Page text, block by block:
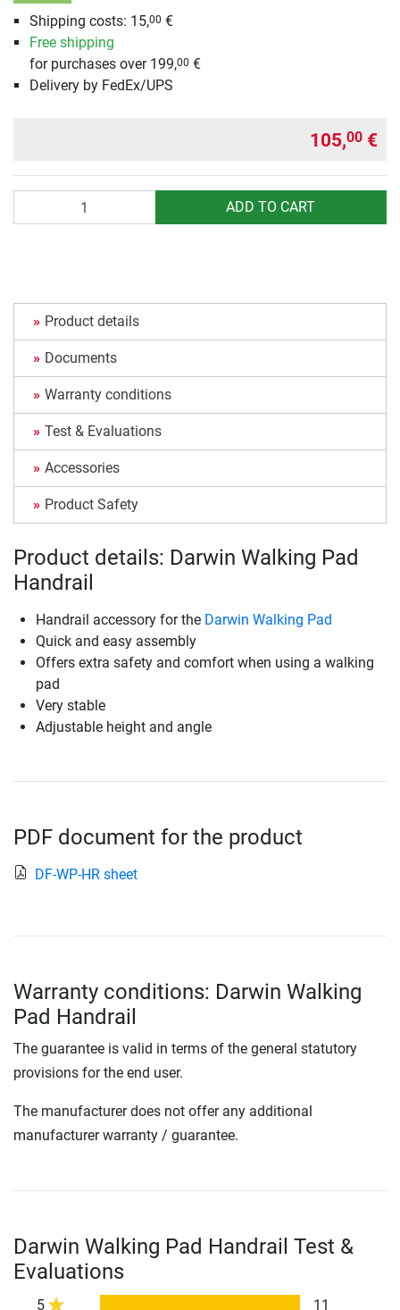
Shipping costs: 15,00 €
Free shipping
for purchases over 199,00 €
Delivery by FedEx/UPS
105,00 €
ADD TO CART
Product details
Documents
Warranty conditions
Test & Evaluations
Accessories
Product Safety
Product details: Darwin Walking Pad
Handrail
Handrail accessory for the Darwin Walking Pad
Quick and easy assembly
Offers extra safety and comfort when using a walking
pad
Very stable
Adjustable height and angle
PDF document for the product
DF-WP-HR sheet
Warranty conditions: Darwin Walking
Pad Handrail
The guarantee is valid in terms of the general statutory
provisions for the end user.
The manufacturer does not offer any additional
manufacturer warranty / guarantee.
Darwin Walking Pad Handrail Test &
Evaluations
5 11